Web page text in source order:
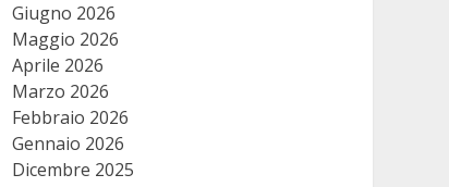
Giugno 2026
Maggio 2026
Aprile 2026
Marzo 2026
Febbraio 2026
Gennaio 2026
Dicembre 2025